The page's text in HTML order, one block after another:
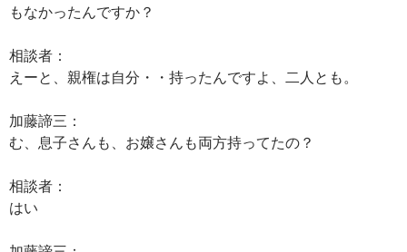
もなかったんですか？
相談者：
えーと、親権は自分・・持ったんですよ、二人とも。
加藤諦三：
む、息子さんも、お嬢さんも両方持ってたの？
相談者：
はい